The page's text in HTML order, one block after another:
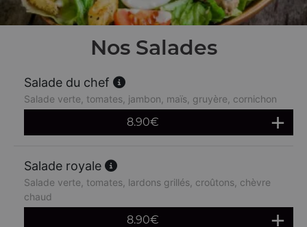
Nos Salades
Salade du chef
Salade verte, tomates, jambon, maïs, gruyère, cornichon
8.90€
Salade royale
Salade verte, tomates, lardons grillés, croûtons, chèvre
chaud
8.90€